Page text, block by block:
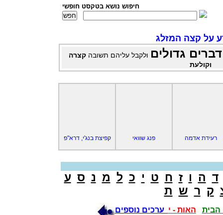
חיפוש נושא בטקסט חופשי
על קצה המזלג
דברים גדולים ולקבל עליהם תשובה קצרה
וקולעת
רעידת אדמה פנג שוואי קפיצת בנג'י, דרא"פ
ד ה ו ז ח ט י כ ל מ נ ס ע
ק ר ש ת
הבית האות - י ערכים נוספים